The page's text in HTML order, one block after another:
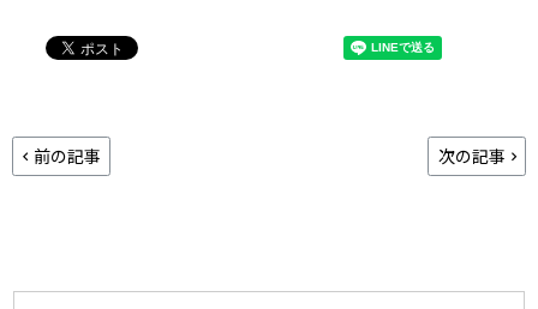
前の記事 次の記事